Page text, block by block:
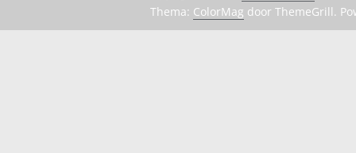
Thema: ColorMag door ThemeGrill.